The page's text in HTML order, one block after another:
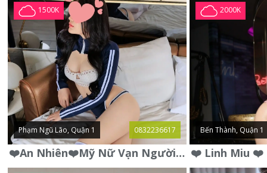
1500K
Phạm Ngũ Lão, Quận 1 0832236617
❤️An Nhiên❤️Mỹ Nữ Vạn Người Mê,Da Trắng, Mặt Xynh, Đẹp Từng
2000K
Bến Thành, Quận 1